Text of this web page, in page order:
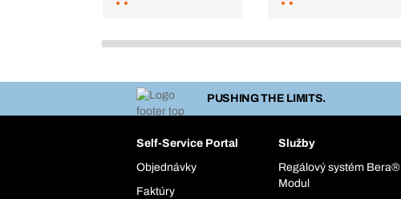
PUSHING THE LIMITS.
Self-Service Portal
Objednávky
Faktúry
Služby
Regálový systém Bera®
Modul